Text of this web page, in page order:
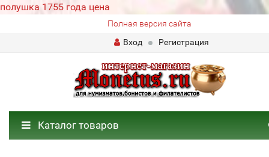
полушка 1755 года цена
Полная версия сайта
Вход
Регистрация
Каталог товаров